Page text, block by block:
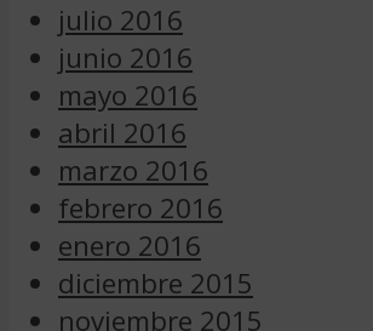
julio 2016
junio 2016
mayo 2016
abril 2016
marzo 2016
febrero 2016
enero 2016
diciembre 2015
noviembre 2015